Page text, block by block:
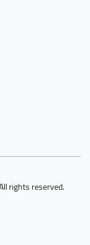
rights reserved.